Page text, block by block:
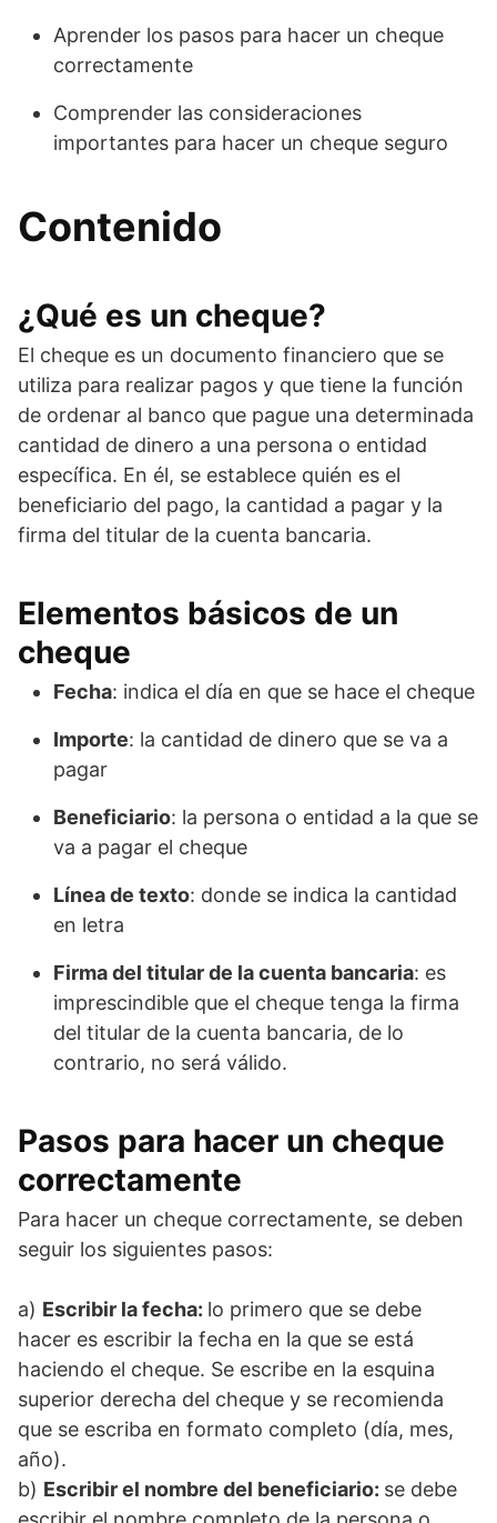
Aprender los pasos para hacer un cheque
correctamente
Comprender las consideraciones
importantes para hacer un cheque seguro
Contenido
¿Qué es un cheque?
El cheque es un documento financiero que se
utiliza para realizar pagos y que tiene la función
de ordenar al banco que pague una determinada
cantidad de dinero a una persona o entidad
específica. En él, se establece quién es el
beneficiario del pago, la cantidad a pagar y la
firma del titular de la cuenta bancaria.
Elementos básicos de un
cheque
Fecha: indica el día en que se hace el cheque
Importe: la cantidad de dinero que se va a
pagar
Beneficiario: la persona o entidad a la que se
va a pagar el cheque
Línea de texto: donde se indica la cantidad
en letra
Firma del titular de la cuenta bancaria: es
imprescindible que el cheque tenga la firma
del titular de la cuenta bancaria, de lo
contrario, no será válido.
Pasos para hacer un cheque
correctamente
Para hacer un cheque correctamente, se deben
seguir los siguientes pasos:
a) Escribir la fecha: lo primero que se debe
hacer es escribir la fecha en la que se está
haciendo el cheque. Se escribe en la esquina
superior derecha del cheque y se recomienda
que se escriba en formato completo (día, mes,
año).
b) Escribir el nombre del beneficiario: se debe